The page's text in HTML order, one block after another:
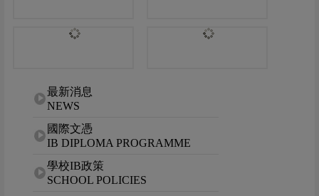
網站選單最新消息
NEWS
國際文憑
IB DIPLOMA PROGRAMME
學校IB政策
SCHOOL POLICIES